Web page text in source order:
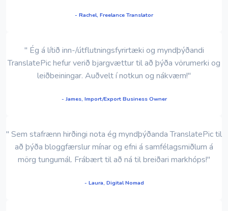
- Rachel, Freelance Translator
" Ég á lítið inn-/útflutningsfyrirtæki og myndþýðandi
TranslatePic hefur verið bjargvættur til að þýða vörumerki og
leiðbeiningar. Auðvelt í notkun og nákvæm!"
- James, Import/Export Business Owner
" Sem stafrænn hirðingi nota ég myndþýðanda TranslatePic til
að þýða bloggfærslur mínar og efni á samfélagsmiðlum á
mörg tungumál. Frábært til að ná til breiðari markhóps!"
- Laura, Digital Nomad